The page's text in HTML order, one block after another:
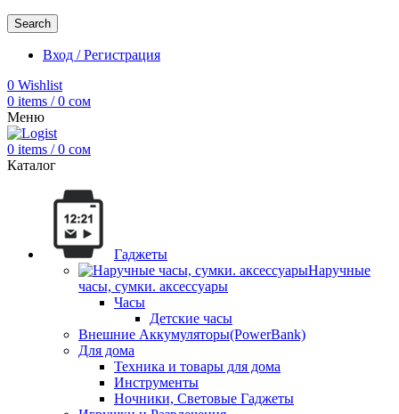
Search
Вход / Регистрация
0 Wishlist
0 items / 0 сом
Меню
0 items / 0 сом
Каталог
Гаджеты
Наручные
часы, сумки. аксессуары
Часы
Детские часы
Внешние Аккумуляторы(PowerBank)
Для дома
Техника и товары для дома
Инструменты
Ночники, Световые Гаджеты